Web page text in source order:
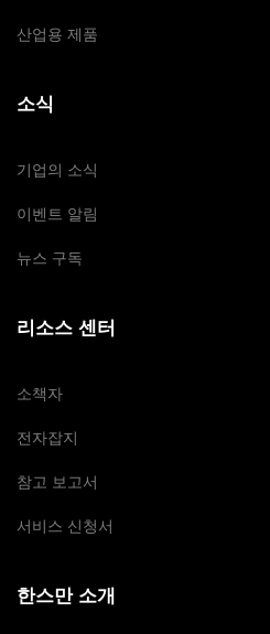
산업용 제품
소식
기업의 소식
이벤트 알림
뉴스 구독
리소스 센터
소책자
전자잡지
참고 보고서
서비스 신청서
한스만 소개